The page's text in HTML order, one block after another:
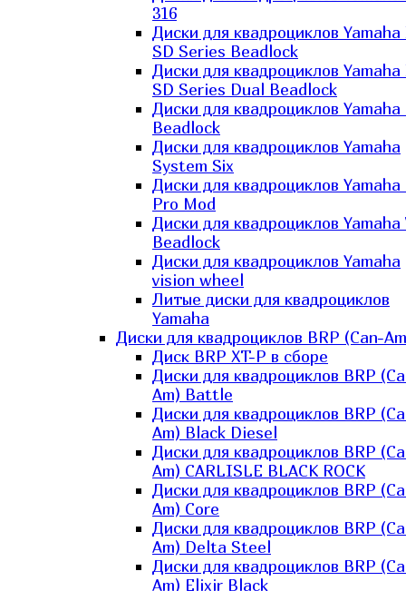
316
Диски для квадроциклов
SD Series Beadlock
Диски для квадроциклов
SD Series Dual Beadlock
Диски для квадроциклов Yamaha
Beadlock
Диски для квадроциклов Yamaha
System Six
Диски для квадроциклов Yamaha
Pro Mod
Диски для квадроциклов Yamaha
Beadlock
Диски для квадроциклов Yamaha
vision wheel
Литые диски для квадроциклов
Yamaha
Диски для квадроциклов BRP (Can-
Диск BRP XT-P в сборе
Диски для квадроциклов BRP
Am) Battle
Диски для квадроциклов BRP
Am) Black Diesel
Диски для квадроциклов BRP
Am) CARLISLE BLACK ROCK
Диски для квадроциклов BRP
Am) Core
Диски для квадроциклов BRP
Am) Delta Steel
Диски для квадроциклов BRP
Am) Elixir Black